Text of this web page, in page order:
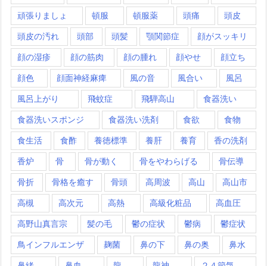
頑張りましょ 頓服 頓服薬 頭痛 頭皮
頭皮の汚れ 頭部 頭髪 顎関節症 顔がスッキリ
顔の湿疹 顔の筋肉 顔の腫れ 顔やせ 顔立ち
顔色 顔面神経麻痺 風の音 風合い 風呂
風呂上がり 飛蚊症 飛騨高山 食器洗い
食器洗いスポンジ 食器洗い洗剤 食欲 食物
食生活 食酢 養徳標準 養肝 養育 香の洗剤
香炉 骨 骨が動く 骨をやわらげる 骨伝導
骨折 骨格を癒す 骨頭 高周波 高山 高山市
高槻 高次元 高熱 高級化粧品 高血圧
高野山真言宗 髪の毛 鬱の症状 鬱病 鬱症状
鳥インフルエンザ 麹菌 鼻の下 鼻の奥 鼻水